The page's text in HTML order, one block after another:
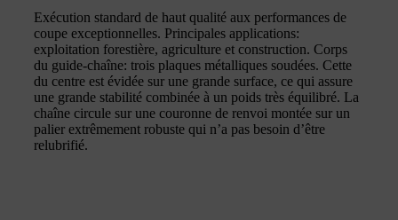
Exécution standard de haut qualité aux performances de
coupe exceptionnelles. Principales applications:
exploitation forestière, agriculture et construction. Corps
du guide-chaîne: trois plaques métalliques soudées. Cette
du centre est évidée sur une grande surface, ce qui assure
une grande stabilité combinée à un poids très équilibré. La
chaîne circule sur une couronne de renvoi montée sur un
palier extrêmement robuste qui n’a pas besoin d’être
relubrifié.